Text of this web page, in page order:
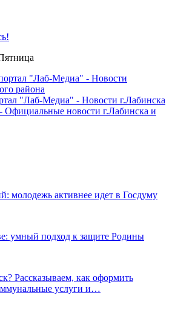
"Лаб-Медиа" - Новости г.Лабинска
Официальные новости г.Лабинска и
молодежь активнее идет в Госдуму
умный подход к защите Родины
Рассказываем, как оформить
услуги и…